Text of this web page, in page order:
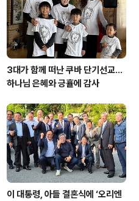
특정 집단의 행
3대가 함께 떠난 쿠바 단기선교...
하나님 은혜와 긍휼에 감사
이 대통령, 아들 결혼식에 ‘오리엔